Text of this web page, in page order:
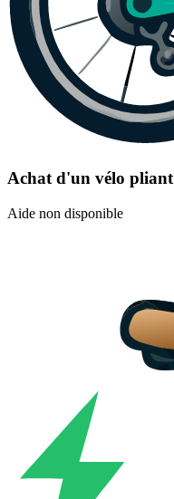
Achat d'un vélo pliant
Aide non disponible